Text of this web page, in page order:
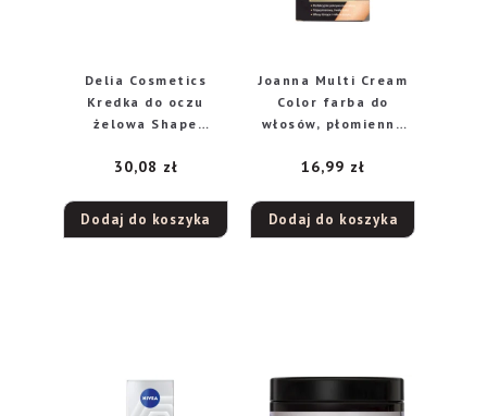
Delia Cosmetics
Kredka do oczu
żelowa Shape
30,08 zł
Dodaj do koszyka
Joanna Multi Cream
Color farba do
włosów, płomienny
16,99 zł
Dodaj do koszyka